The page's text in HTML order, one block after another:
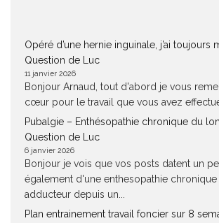
Opéré d’une hernie inguinale, j’ai toujours
Question de Luc
11 janvier 2026
Bonjour Arnaud, tout d'abord je vous
cœur pour le travail que vous avez
Pubalgie – Enthésopathie chronique du
Question de Luc
6 janvier 2026
Bonjour je vois que vos posts datent un
également d'une enthesopathie
adducteur depuis un...
Plan entrainement travail foncier sur 8